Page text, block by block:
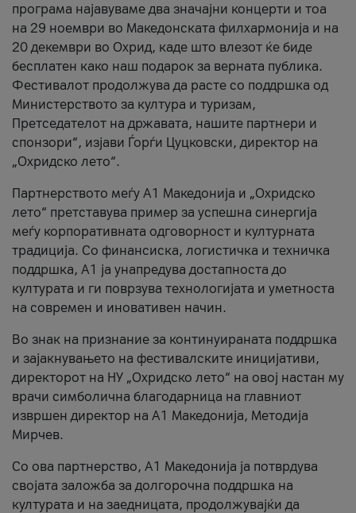
програма најавуваме два значајни концерти и тоа
на 29 ноември во Македонската филхармонија и на
20 декември во Охрид, каде што влезот ќе биде
бесплатен како наш подарок за верната публика.
Фестивалот продолжува да расте со поддршка од
Министерството за култура и туризам,
Претседателот на државата, нашите партнери и
спонзори“, изјави Ѓорѓи Цуцковски, директор на
„Охридско лето“.
Партнерството меѓу A1 Македонија и „Охридско
лето“ претставува пример за успешна синергија
меѓу корпоративната одговорност и културната
традиција. Со финансиска, логистичка и техничка
поддршка, A1 ја унапредува достапноста до
културата и ги поврзува технологијата и уметноста
на современ и иновативен начин.
Во знак на признание за континуираната поддршка
и зајакнувањето на фестивалските иницијативи,
директорот на НУ „Охридско лето“ на овој настан му
врачи симболична благодарница на главниот
извршен директор на A1 Македонија, Методија
Мирчев.
Со ова партнерство, A1 Македонија ја потврдува
својата заложба за долгорочна поддршка на
културата и на заедницата, продолжувајќи да